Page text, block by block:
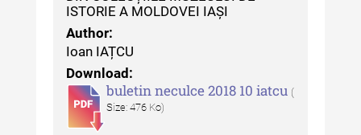
MediCult - Revista de mediere
culturală II (2023)
Indexul Complet
Acta Pangratia
ISTORIE A MOLDOVEI IAȘI
Author:
Ioan IAȚCU
Download:
buletin neculce 2018 10 iatcu (
Size: 476 Ko)